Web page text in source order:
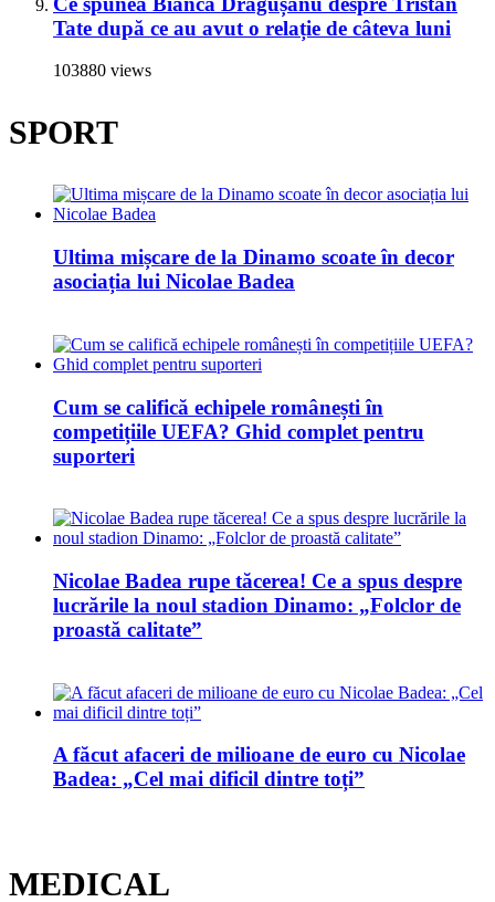
Tate după ce au avut o relație de câteva luni
103880 views
SPORT
Ultima mișcare de la Dinamo scoate în decor
asociația lui Nicolae Badea
Cum se califică echipele românești în
competițiile UEFA? Ghid complet pentru
suporteri
Nicolae Badea rupe tăcerea! Ce a spus despre
lucrările la noul stadion Dinamo: „Folclor de
proastă calitate”
A făcut afaceri de milioane de euro cu Nicolae
Badea: „Cel mai dificil dintre toți”
MEDICAL